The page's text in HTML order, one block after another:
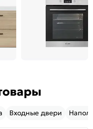
Входные двери